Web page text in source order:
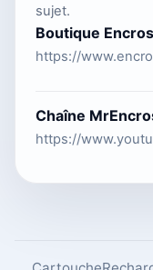
sujet.
Boutique Encros
https://
Chaîne
https://